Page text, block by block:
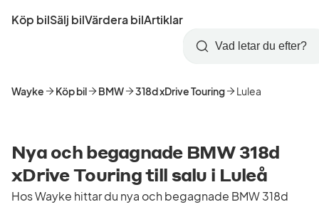
till
Startsida
Köp bilSälj bilVärdera bilArtiklar
Skapa
konto
Logga
in
Sök
Wayke Köp bil BMW 318d xDrive Touring Lulea
Nya och begagnade BMW 318d
xDrive Touring till salu i Luleå
Hos Wayke hittar du nya och begagnade BMW 318d